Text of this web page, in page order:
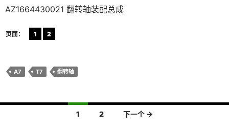
AZ1664430021 翻转轴装配总成
页面： 1 2
A7 T7 翻转轴
1 2 下一个 →